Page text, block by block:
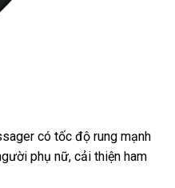
có tốc độ rung mạnh
phụ nữfacebook
, cải thiện ham